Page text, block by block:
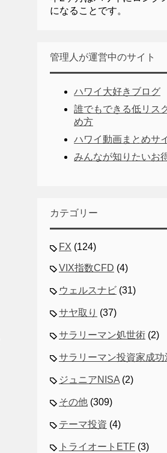
になることです。
管理人が運営中のサイト
ハワイ大好きブログ
誰でもできる低リス
め方
ハワイ動画まとめサ
みんなが知りたいお
カテゴリー
FX (124)
VIX指数CFD (4)
ウェルスナビ (31)
サヤ取り (37)
サラリーマン処世術 (2)
サラリーマン投資家成功
ジュニアNISA (2)
その他 (309)
テーマ投資 (4)
トライオートETF (3)